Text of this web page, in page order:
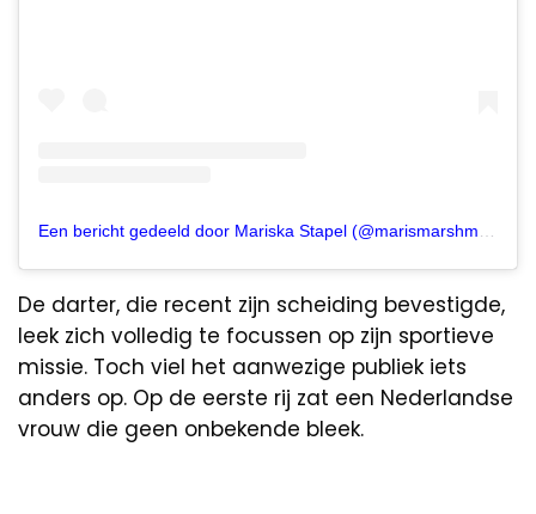
De darter, die recent zijn scheiding bevestigde,
leek zich volledig te focussen op zijn sportieve
missie. Toch viel het aanwezige publiek iets
anders op. Op de eerste rij zat een Nederlandse
vrouw die geen onbekende bleek.